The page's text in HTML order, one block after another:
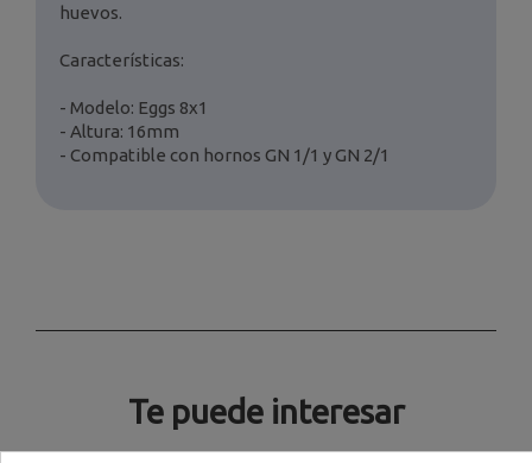
huevos.
Características:
- Modelo: Eggs 8x1
- Altura: 16mm
- Compatible con hornos GN 1/1 y GN 2/1
Te puede interesar